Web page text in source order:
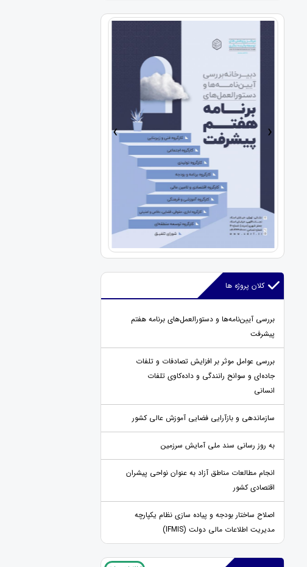
› ‹
کلان پروژه ها
بررسی آیین‌نامه‌ها و دستورالعمل‌های برنامه هفتم
پیشرفت
بررسی عوامل موثر بر افزایش تصادفات و تلفات
جاده‌ای و سوانح رانندگی و داده‌کاوی تلفات
انسانی
سازماندهی و بازآرایی فضایی آموزش عالی کشور
به روز رسانی سند ملی آمایش سرزمین
انجام مطالعات مناطق آزاد به عنوان نواحی پیشران
اقتصادی کشور
اصلاح ساختار بودجه و پیاده سازی نظام یکپارچه
مدیریت اطلاعات مالی دولت (IFMIS)